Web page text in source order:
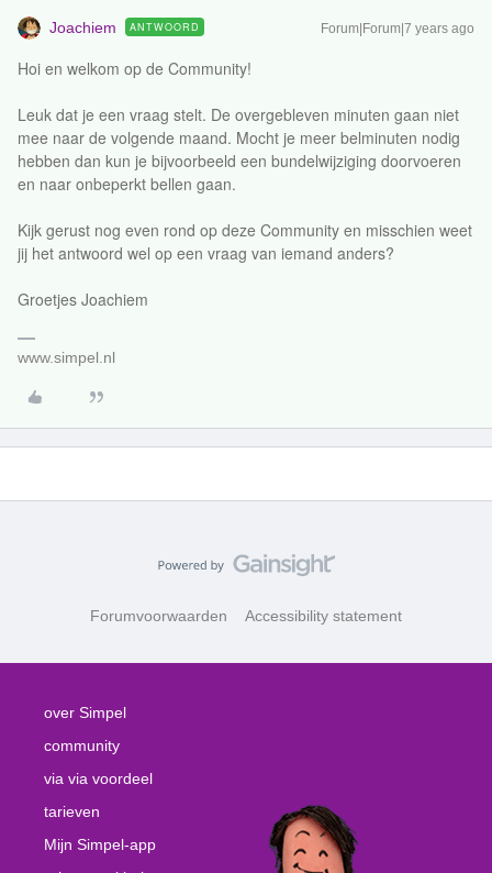
Joachiem ANTWOORD Forum|Forum|7 years ago
Hoi en welkom op de Community!
Leuk dat je een vraag stelt. De overgebleven minuten gaan niet
mee naar de volgende maand. Mocht je meer belminuten nodig
hebben dan kun je bijvoorbeeld een bundelwijziging doorvoeren
en naar onbeperkt bellen gaan.
Kijk gerust nog even rond op deze Community en misschien weet
jij het antwoord wel op een vraag van iemand anders?
Groetjes Joachiem
www.simpel.nl
Forumvoorwaarden Accessibility statement
over Simpel
community
via via voordeel
tarieven
Mijn Simpel-app